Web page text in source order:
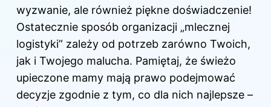
wyzwanie, ale również piękne doświadczenie!
Ostatecznie sposób organizacji „mlecznej
logistyki” zależy od potrzeb zarówno Twoich,
jak i Twojego malucha. Pamiętaj, że świeżo
upieczone mamy mają prawo podejmować
decyzje zgodnie z tym, co dla nich najlepsze –